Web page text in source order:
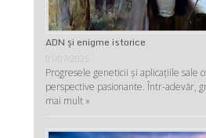
ADN şi enigme istorice
01/07/2025
Progresele geneticii şi aplicaţiile sale
perspective pasionante. Într-adevăr,
mai mult »